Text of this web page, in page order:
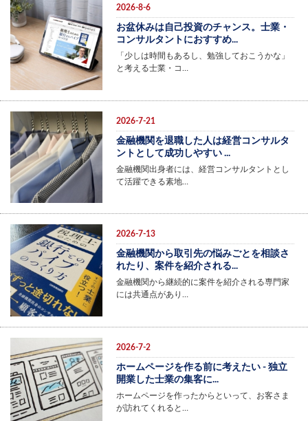
2026-8-6
お盆休みは自己投資のチャンス。士業・
コンサルタントにおすすめ...
「少しは時間もあるし、勉強しておこうかな」
と考える士業・コ…
2026-7-21
金融機関を退職した人は経営コンサルタ
ントとして成功しやすい ...
金融機関出身者には、経営コンサルタントとし
て活躍できる素地…
2026-7-13
金融機関から取引先の悩みごとを相談さ
れたり、案件を紹介される...
金融機関から継続的に案件を紹介される専門家
には共通点があり…
2026-7-2
ホームページを作る前に考えたい - 独立
開業した士業の集客に...
ホームページを作ったからといって、お客さま
が訪れてくれると…